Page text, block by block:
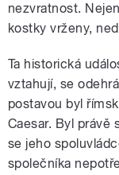
nezvratnost.
kostky vrženy,
Ta historická
vztahují, se
postavou byl
Caesar. Byl právě
se jeho
společníka